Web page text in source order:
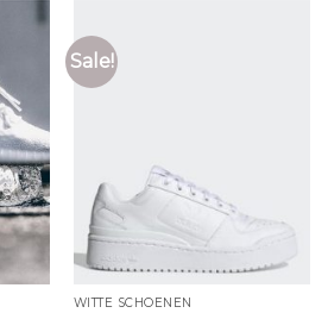
Sale!
WITTE SCHOENEN